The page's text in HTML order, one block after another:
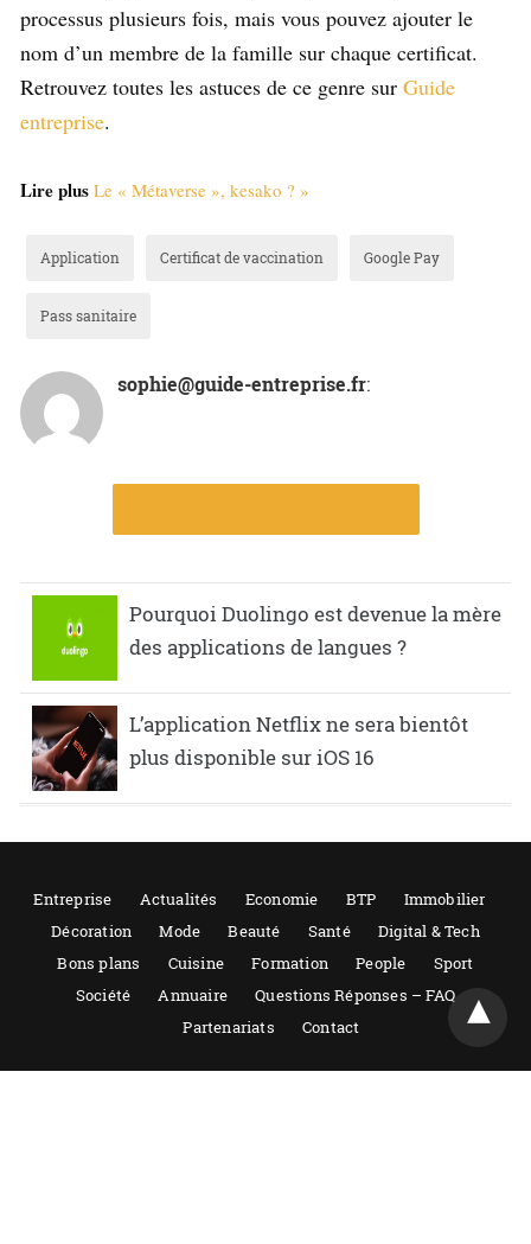
processus plusieurs fois, mais vous pouvez ajouter le
nom d’un membre de la famille sur chaque certificat.
Retrouvez toutes les astuces de ce genre sur Guide
entreprise.
Lire plus Le « Métaverse », kesako ? »
Application Certificat de vaccination Google Pay
Pass sanitaire
sophie@guide-entreprise.fr:
Pourquoi Duolingo est devenue la mère
des applications de langues ?
L’application Netflix ne sera bientôt
plus disponible sur iOS 16
Entreprise Actualités Economie BTP
Immobilier
Décoration
Mode Beauté Santé
Digital & Tech
Bons plans
Cuisine Formation People
Sport
Société
Annuaire
Questions Réponses – FAQ
Partenariats
Contact